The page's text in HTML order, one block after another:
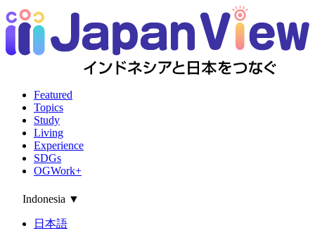
Featured
Topics
Study
Living
Experience
SDGs
OGWork+
Indonesia ▼
日本語